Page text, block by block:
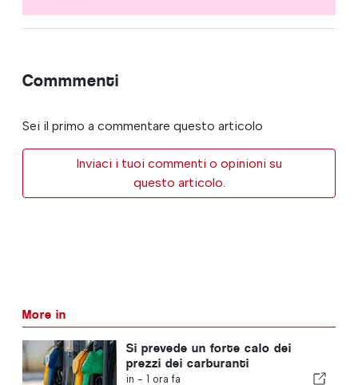
Commmenti
Sei il primo a commentare questo articolo
Inviaci i tuoi commenti o opinioni su
questo articolo.
More in
Si prevede un forte calo dei
prezzi dei carburanti
in - 1 ora fa